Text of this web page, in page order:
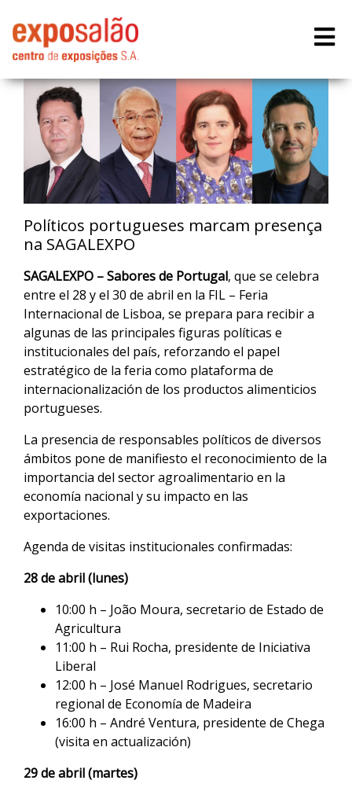
Políticos portugueses marcam presença
na SAGALEXPO
SAGALEXPO – Sabores de Portugal, que se celebra
entre el 28 y el 30 de abril en la FIL – Feria
Internacional de Lisboa, se prepara para recibir a
algunas de las principales figuras políticas e
institucionales del país, reforzando el papel
estratégico de la feria como plataforma de
internacionalización de los productos alimenticios
portugueses.
La presencia de responsables políticos de diversos
ámbitos pone de manifiesto el reconocimiento de la
importancia del sector agroalimentario en la
economía nacional y su impacto en las
exportaciones.
Agenda de visitas institucionales confirmadas:
28 de abril (lunes)
10:00 h – João Moura, secretario de Estado de
Agricultura
11:00 h – Rui Rocha, presidente de Iniciativa
Liberal
12:00 h – José Manuel Rodrigues, secretario
regional de Economía de Madeira
16:00 h – André Ventura, presidente de Chega
(visita en actualización)
29 de abril (martes)